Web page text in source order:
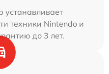
устанавливает
техники Nintendo и
до 3 лет.